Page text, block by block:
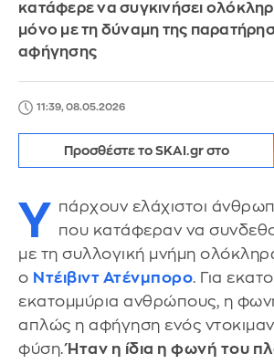
κατάφερε να συγκινήσει
μόνο με τη δύναμη της
αφήγησης
11:39, 08.05.2026
Προσθέστε το SKAI.gr στο
Υ πάρχουν ελάχιστοι
που κατάφεραν να
με τη συλλογική μνήμη
ο Ντέιβιντ Ατένμπορο. Για
εκατομμύρια ανθρώπους, η
απλώς η αφήγηση ενός
φύση.Ήταν η ίδια η φωνή του